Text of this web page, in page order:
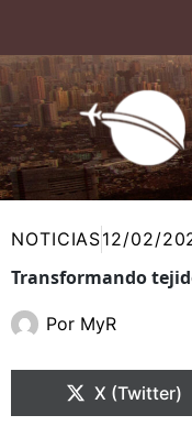
contenido
NOTICIAS12/02/
Transformando
Por MyR
en
X (Twitter)
en